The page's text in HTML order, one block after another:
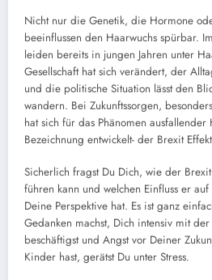
Nicht nur die Genetik, die Hormone
beeinflussen den Haarwuchs spürbar.
leiden bereits in jungen Jahren unter
Gesellschaft hat sich verändert, der
und die politische Situation lässt den
wandern. Bei Zukunftssorgen,
hat sich für das Phänomen
Bezeichnung entwickelt- der Brexit
Sicherlich fragst Du Dich, wie der
führen kann und welchen Einfluss er
Deine Perspektive hat. Es ist ganz
Gedanken machst, Dich intensiv mit
beschäftigst und Angst vor Deiner
Kinder hast, gerätst Du unter Stress.